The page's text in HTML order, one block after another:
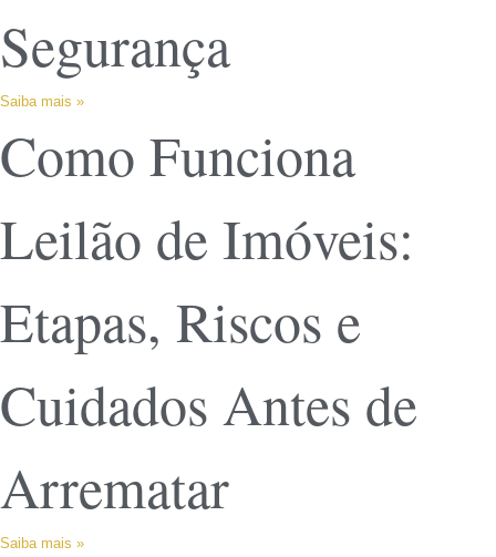
Segurança
Saiba mais »
Como Funciona
Leilão de Imóveis:
Etapas, Riscos e
Cuidados Antes de
Arrematar
Saiba mais »